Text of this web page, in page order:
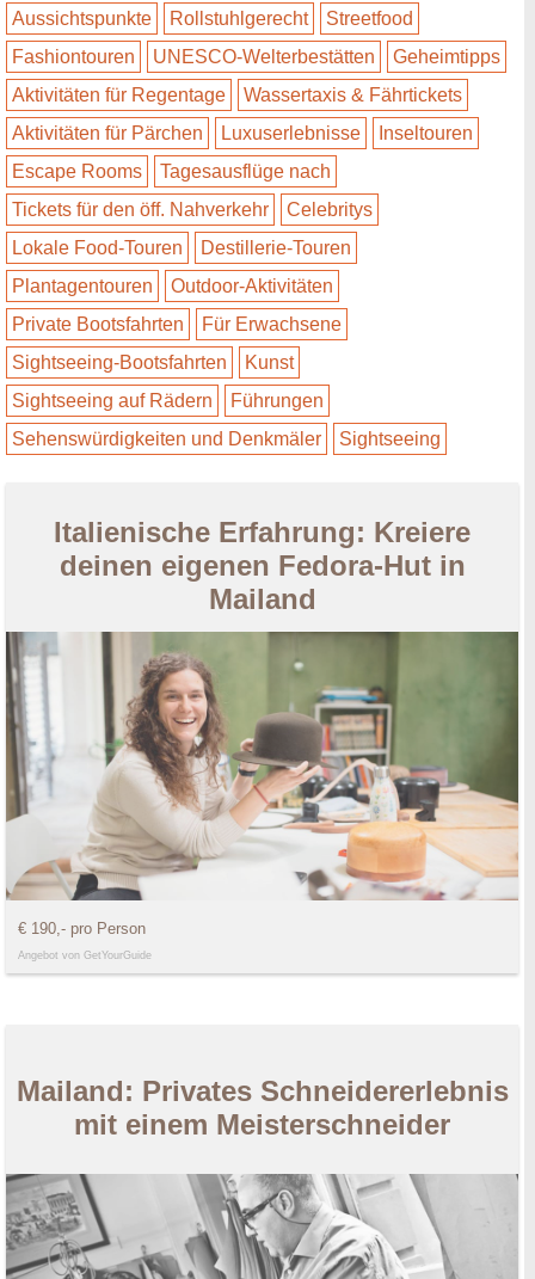
Aussichtspunkte
Rollstuhlgerecht
Streetfood
Fashiontouren
UNESCO-Welterbestätten
Geheimtipps
Aktivitäten für Regentage
Wassertaxis & Fährtickets
Aktivitäten für Pärchen
Luxuserlebnisse
Inseltouren
Escape Rooms
Tagesausflüge nach
Tickets für den öff. Nahverkehr
Celebritys
Lokale Food-Touren
Destillerie-Touren
Plantagentouren
Outdoor-Aktivitäten
Private Bootsfahrten
Für Erwachsene
Sightseeing-Bootsfahrten
Kunst
Sightseeing auf Rädern
Führungen
Sehenswürdigkeiten und Denkmäler
Sightseeing
Italienische Erfahrung: Kreiere
deinen eigenen Fedora-Hut in
Mailand
€ 190,- pro Person
Angebot von GetYourGuide
Mailand: Privates Schneidererlebnis
mit einem Meisterschneider